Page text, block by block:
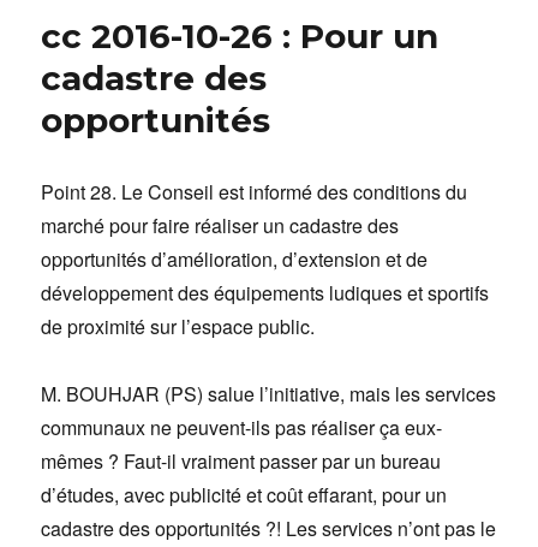
cc 2016-10-26 : Pour un
cadastre des
opportunités
Point 28. Le Conseil est informé des conditions du
marché pour faire réaliser un cadastre des
opportunités d’amélioration, d’extension et de
développement des équipements ludiques et sportifs
de proximité sur l’espace public.
M. BOUHJAR (PS) salue l’initiative, mais les services
communaux ne peuvent-ils pas réaliser ça eux-
mêmes ? Faut-il vraiment passer par un bureau
d’études, avec publicité et coût effarant, pour un
cadastre des opportunités ?! Les services n’ont pas le